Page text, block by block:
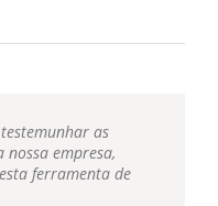
as
empresa,
ferramenta de